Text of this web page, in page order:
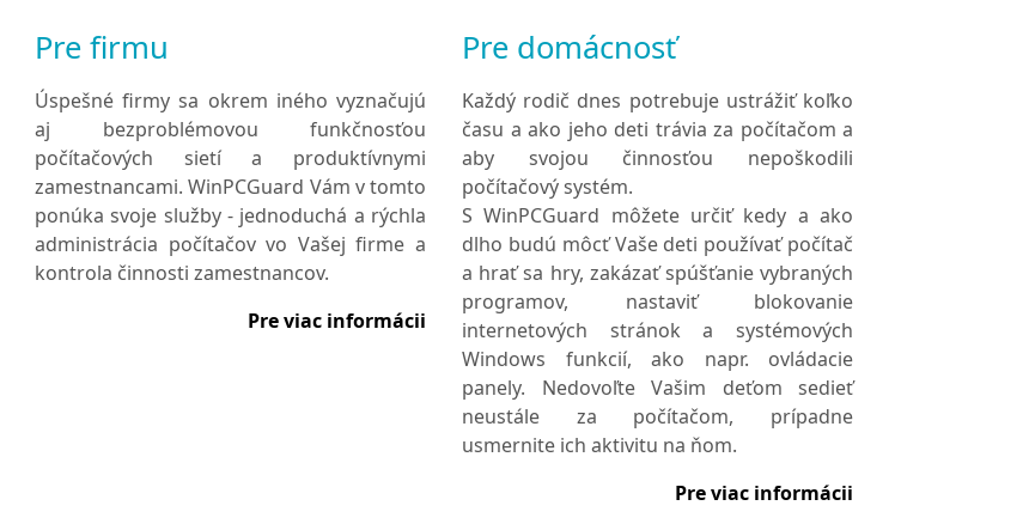
Pre firmu
Úspešné firmy sa okrem iného vyznačujú
aj bezproblémovou funkčnosťou
počítačových sietí a produktívnymi
zamestnancami. WinPCGuard Vám v tomto
ponúka svoje služby - jednoduchá a rýchla
administrácia počítačov vo Vašej firme a
kontrola činnosti zamestnancov.
Pre viac informácii
Pre domácnosť
Každý rodič dnes potrebuje ustrážiť koľko
času a ako jeho deti trávia za počítačom a
aby svojou činnosťou nepoškodili
počítačový systém.
S WinPCGuard môžete určiť kedy a ako
dlho budú môcť Vaše deti používať počítač
a hrať sa hry, zakázať spúšťanie vybraných
programov, nastaviť blokovanie
internetových stránok a systémových
Windows funkcií, ako napr. ovládacie
panely. Nedovoľte Vašim deťom sedieť
neustále za počítačom, prípadne
usmernite ich aktivitu na ňom.
Pre viac informácii